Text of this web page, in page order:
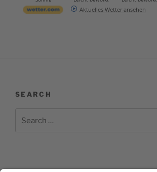
Aktuelles Wetter ansehen
SEARCH
for: